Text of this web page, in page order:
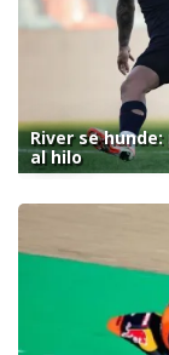
River se
al hilo